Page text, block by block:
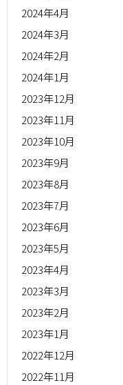
2024年4月
2024年3月
2024年2月
2024年1月
2023年12月
2023年11月
2023年10月
2023年9月
2023年8月
2023年7月
2023年6月
2023年5月
2023年4月
2023年3月
2023年2月
2023年1月
2022年12月
2022年11月